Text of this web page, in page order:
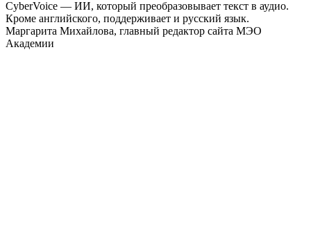
CyberVoice — ИИ, который преобразовывает текст в аудио.
Кроме английского, поддерживает и русский язык.
Маргарита Михайлова, главный редактор сайта МЭО
Академии